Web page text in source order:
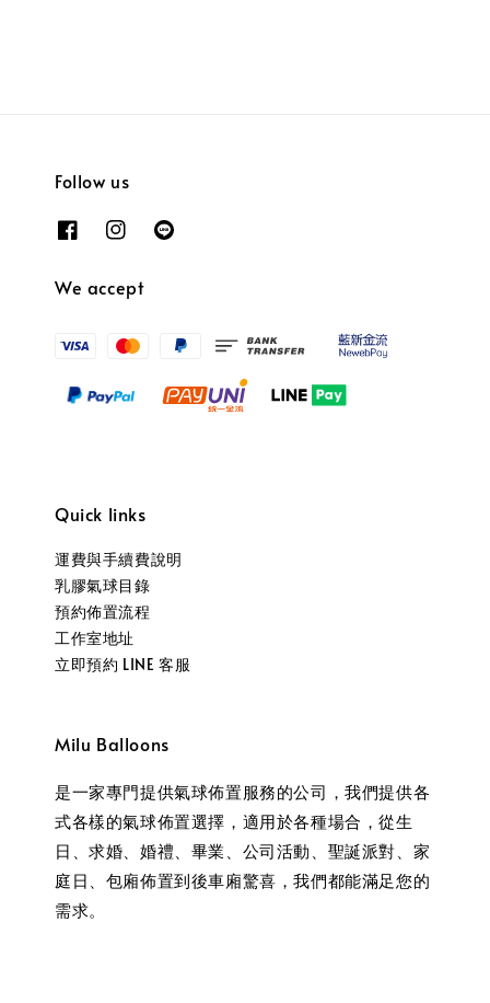
Follow us
We accept
Quick links
運費與手續費說明
乳膠氣球目錄
預約佈置流程
工作室地址
立即預約 LINE 客服
Milu Balloons
是一家專門提供氣球佈置服務的公司，我們提供各
式各樣的氣球佈置選擇，適用於各種場合，從生
日、求婚、婚禮、畢業、公司活動、聖誕派對、家
庭日、包廂佈置到後車廂驚喜，我們都能滿足您的
需求。